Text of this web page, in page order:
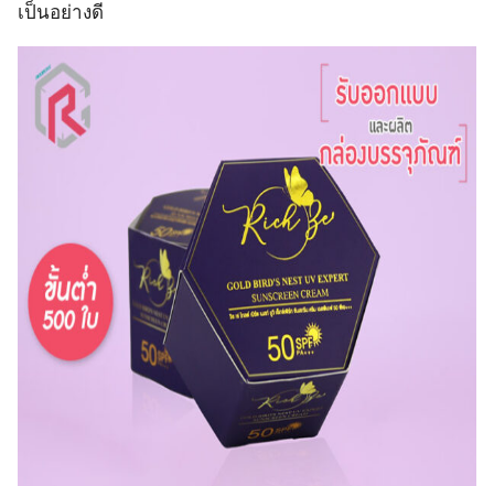
เป็นอย่างดี